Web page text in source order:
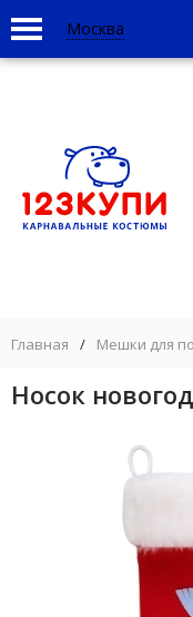
Москва
Главная / Мешки для
Носок